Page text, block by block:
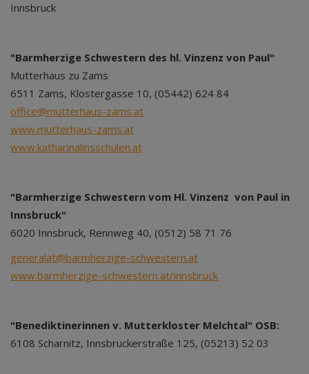
Innsbruck
"Barmherzige Schwestern des hl. Vinzenz von Paul"
Mutterhaus zu Zams
6511 Zams, Klostergasse 10, (05442) 624 84
office@mutterhaus-zams.at
www.mutterhaus-zams.at
www.katharinalinsschulen.at
"Barmherzige Schwestern vom Hl. Vinzenz von Paul in
Innsbruck"
6020 Innsbruck, Rennweg 40, (0512) 58 71 76
generalat@barmherzige-schwestern.at
www.barmherzige-schwestern.at/innsbruck
"Benediktinerinnen v. Mutterkloster Melchtal" OSB:
6108 Scharnitz, Innsbruckerstraße 125, (05213) 52 03